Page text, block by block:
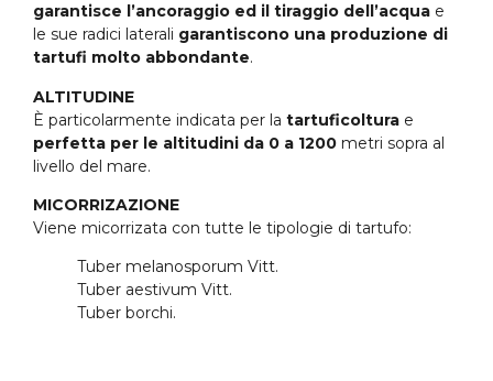
garantisce l’ancoraggio ed il tiraggio dell’acqua e
le sue radici laterali garantiscono una produzione di
tartufi molto abbondante.
ALTITUDINE
È particolarmente indicata per la tartuficoltura e
perfetta per le altitudini da 0 a 1200 metri sopra al
livello del mare.
MICORRIZAZIONE
Viene micorrizata con tutte le tipologie di tartufo:
Tuber melanosporum Vitt.
Tuber aestivum Vitt.
Tuber borchi.